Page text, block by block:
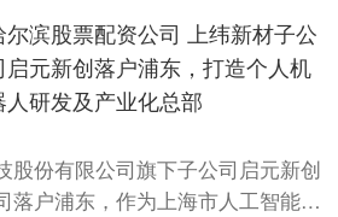
尔滨股票配资公司 上纬新材子公
启元新创落户浦东，打造个人机
人研发及产业化总部
股份有限公司旗下子公司启元新创
落户浦东，作为上海市人工智能重